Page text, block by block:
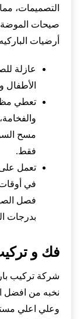
التصميمات،
صيحات الموضة
أرضيات
عازلة
الأطفال
تعطي
مسح
فقط.
تعمل
في أوقات
فصل
بدرجات
فك و
شركة تركيب
نخبه من افضل
وعلي اعلي